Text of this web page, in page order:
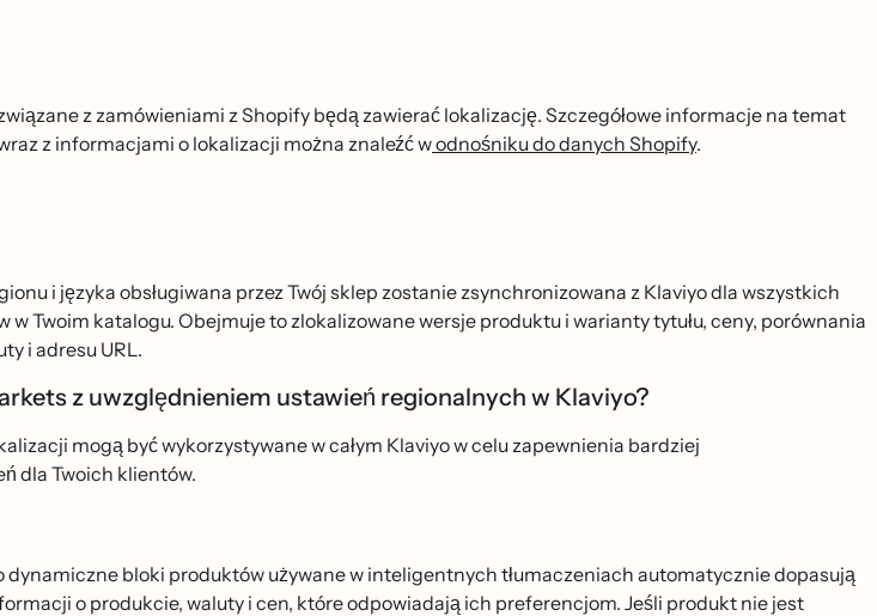
z zamówieniami z Shopify będą zawierać lokalizację. Szczegółowe informacje na temat
z informacjami o lokalizacji można znaleźć wodnośniku do danych Shopify.
i języka obsługiwana przez Twój sklep zostanie zsynchronizowana z Klaviyo dla wszystkich
w Twoim katalogu. Obejmuje to zlokalizowane wersje produktu i warianty tytułu, ceny, porównania
i adresu URL.
z uwzględnieniem ustawień regionalnych w Klaviyo?
mogą być wykorzystywane w całym Klaviyo w celu zapewnienia bardziej
dla Twoich klientów.
dynamiczne bloki produktów używane w inteligentnych tłumaczeniach automatycznie dopasują
o produkcie, waluty i cen, które odpowiadają ich preferencjom. Jeśli produkt nie jest